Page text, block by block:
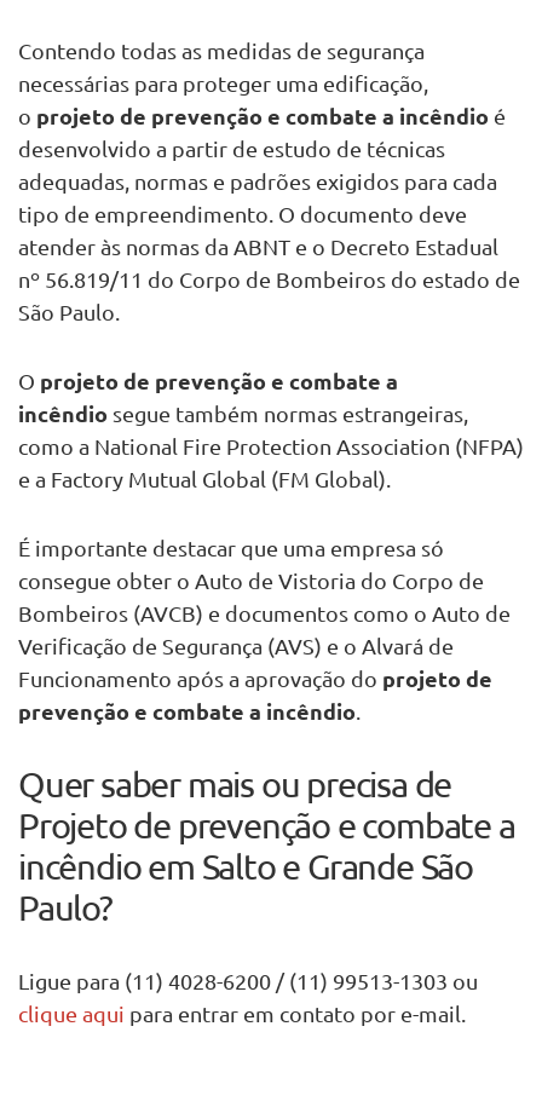
Contendo todas as medidas de segurança
necessárias para proteger uma edificação,
o projeto de prevenção e combate a incêndio é
desenvolvido a partir de estudo de técnicas
adequadas, normas e padrões exigidos para cada
tipo de empreendimento. O documento deve
atender às normas da ABNT e o Decreto Estadual
nº 56.819/11 do Corpo de Bombeiros do estado de
São Paulo.
O projeto de prevenção e combate a
incêndio segue também normas estrangeiras,
como a National Fire Protection Association (NFPA)
e a Factory Mutual Global (FM Global).
É importante destacar que uma empresa só
consegue obter o Auto de Vistoria do Corpo de
Bombeiros (AVCB) e documentos como o Auto de
Verificação de Segurança (AVS) e o Alvará de
Funcionamento após a aprovação do projeto de
prevenção e combate a incêndio
Quer saber mais ou precisa de
Projeto de prevenção e combate a
incêndio em Salto e Grande São
Paulo?
Ligue para (11) 4028-6200 / (11) 99513-1303 ou
clique aqui para entrar em contato por e-mail.